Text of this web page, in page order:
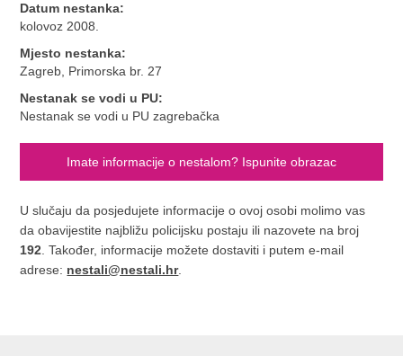
Datum nestanka:
kolovoz 2008.
Mjesto nestanka:
Zagreb, Primorska br. 27
Nestanak se vodi u PU:
Nestanak se vodi u PU zagrebačka
Imate informacije o nestalom? Ispunite obrazac
U slučaju da posjedujete informacije o ovoj osobi molimo vas
da obavijestite najbližu policijsku postaju ili nazovete na broj
192. Također, informacije možete dostaviti i putem e-mail
adrese: nestali@nestali.hr.